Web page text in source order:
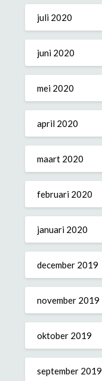
juli 2020
juni 2020
mei 2020
april 2020
maart 2020
februari 2020
januari 2020
december 2019
november 2019
oktober 2019
september 2019